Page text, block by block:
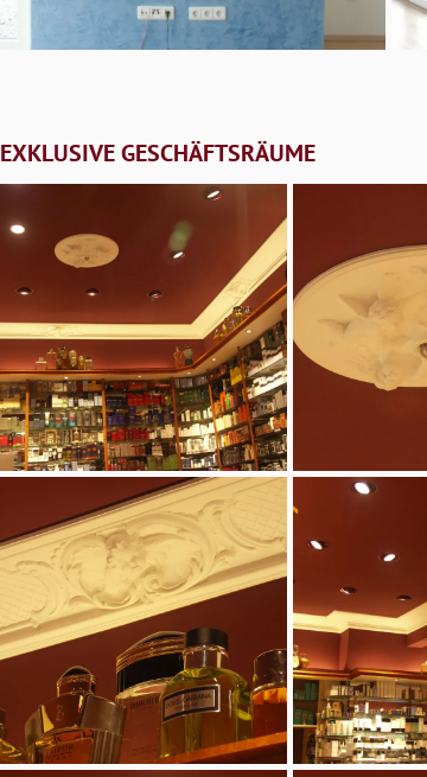
EXKLUSIVE GESCHÄFTSRÄUME